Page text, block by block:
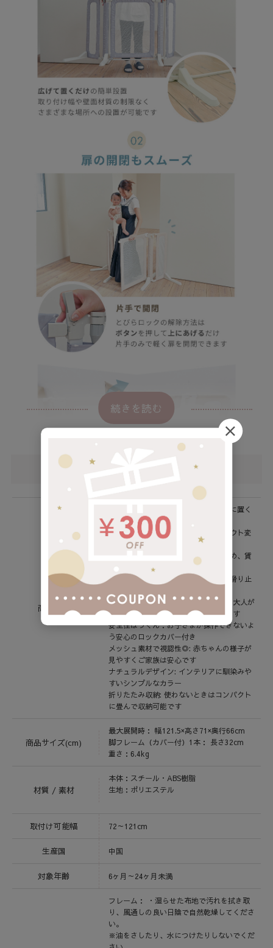
続きを読む
商品説明
工事不要・簡単設置: 壁に穴を開けずに置く
だけで設置可能です
移動が簡単: 軽量設計で部屋のレイアウト変
更や持ち運びがラク
賃貸でも安心: 壁や床を傷つけないため、賃
貸住宅にも最適です
安定感のある設計: 幅広のスタンドや滑り止
操作性◎の扉付き：片手で操作でき、大人が
通過しやすいよう扉開放機能もあります
安全性ばつぐん：お子さまが操作できないよ
う安心のロックカバー付き
メッシュ素材で視認性◎: 赤ちゃんの様子が
見やすくご家族は安心です
ナチュラルデザイン: インテリアに馴染みや
すいシンプルなカラー
折りたたみ収納: 使わないときはコンパクト
に畳んで収納可能です
商品サイズ(cm)
最大展開時： 幅121.5×高さ71×奥行66cm
脚フレーム（カバー付）1本： 長さ32cm
重さ：6.4kg
材質 / 素材
本体：スチール・ABS樹脂
生地：ポリエステル
取付け可能幅 72～121cm
生産国 中国
対象年齢 6ヶ月～24ヶ月未満
フレーム： ・湿らせた布地で汚れを拭き取
り、風通しの良い日陰で自然乾燥してくださ
い。
※油をさしたり、水につけたりしないでくだ